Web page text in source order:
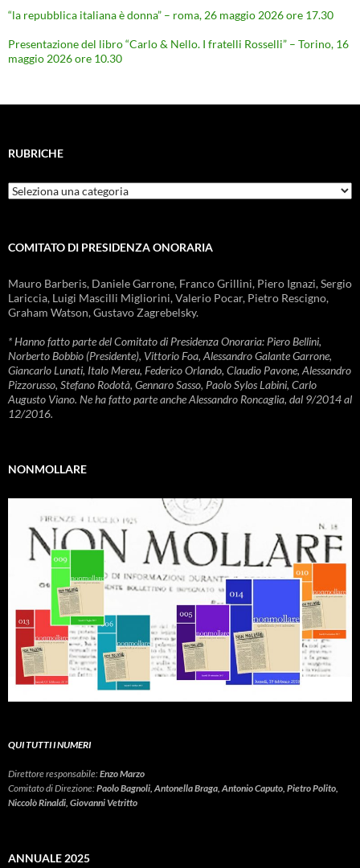
“la repubblica italiana è donna” – roma, 26 maggio 2026 ore 17.30
Presentazione del libro “Carlo & Nello. I fratelli Rosselli” – Torino, 16
maggio 2026 ore 10.30
RUBRICHE
Rubriche
COMITATO DI PRESIDENZA ONORARIA
Mauro Barberis, Daniele Garrone, Franco Grillini, Piero Ignazi, Sergio
Lariccia, Luigi Mascilli Migliorini, Valerio Pocar, Pietro Rescigno,
Graham Watson, Gustavo Zagrebelsky.
* Hanno fatto parte del Comitato di Presidenza Onoraria: Piero Bellini,
Norberto Bobbio (Presidente), Vittorio Foa, Alessandro Galante Garrone,
Giancarlo Lunati, Italo Mereu, Federico Orlando, Claudio Pavone, Alessandro
Pizzorusso, Stefano Rodotà, Gennaro Sasso, Paolo Sylos Labini, Carlo
Augusto Viano. Ne ha fatto parte anche Alessandro Roncaglia, dal 9/2014 al
12/2016.
NONMOLLARE
QUI TUTTI I NUMERI
Direttore responsabile:Enzo Marzo
Comitato di Direzione:Paolo Bagnoli, Antonella Braga, Antonio Caputo, Pietro Polito,
Niccolò Rinaldi, Giovanni Vetritto
ANNUALE 2025